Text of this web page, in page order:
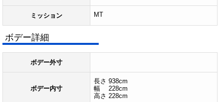
ミッション MT
ボデー詳細
ボデー外寸
ボデー内寸
長さ 938cm
幅 228cm
高さ 228cm